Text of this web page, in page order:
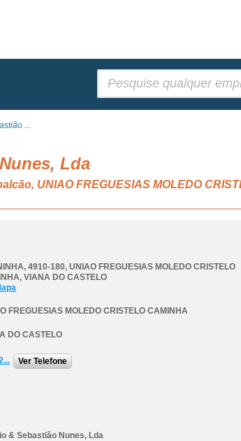
...
Lda
UNIAO FREGUESIAS MOLEDO
4910-180, UNIAO FREGUESIAS MOLEDO CRISTELO
, VIANA DO CASTELO
FREGUESIAS MOLEDO CRISTELO CAMINHA
DO CASTELO
Ver Telefone
& Sebastião Nunes, Lda